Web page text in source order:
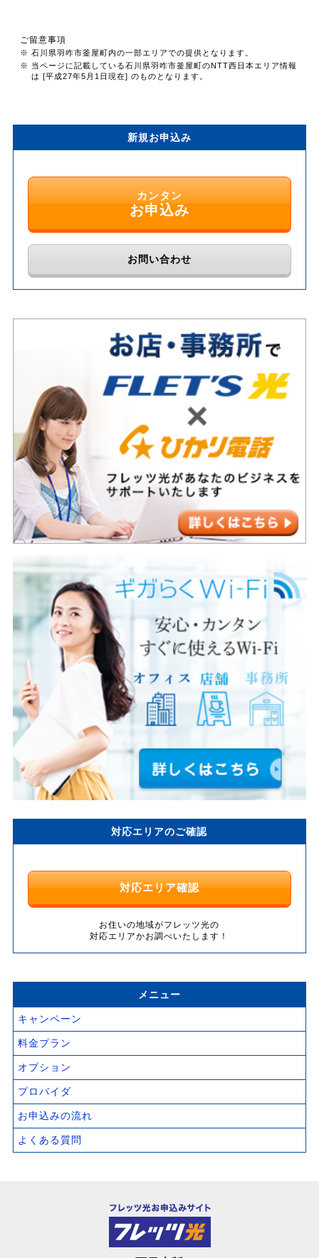
ご留意事項
※ 石川県羽咋市釜屋町内の一部エリアでの提供となります。
※ 当ページに記載している石川県羽咋市釜屋町のNTT西日本エリア情報
は [平成27年5月1日現在] のものとなります。
新規お申込み
カンタン
お申込み
お問い合わせ
対応エリアのご確認
対応エリア確認
お住いの地域がフレッツ光の
対応エリアかお調べいたします！
メニュー
キャンペーン
料金プラン
オプション
プロバイダ
お申込みの流れ
よくある質問